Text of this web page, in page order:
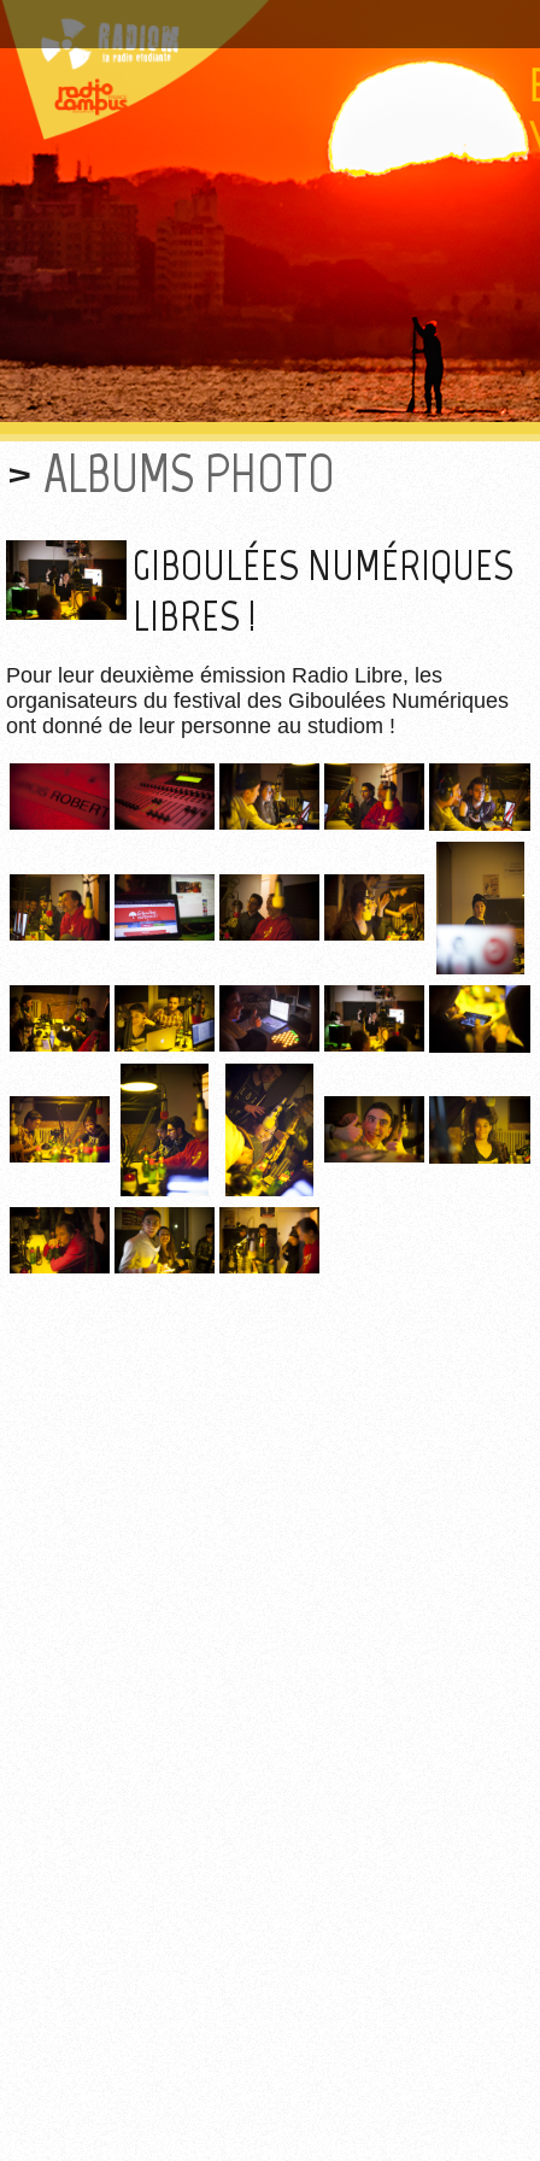
ALBUMS PHOTO
GIBOULÉES NUMÉRIQUES
LIBRES !
Pour leur deuxième émission Radio Libre, les
organisateurs du festival des Giboulées Numériques
ont donné de leur personne au studiom !